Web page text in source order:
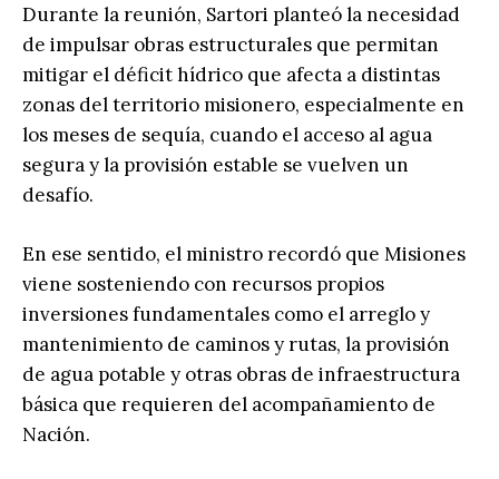
Durante la reunión, Sartori planteó la necesidad
de impulsar obras estructurales que permitan
mitigar el déficit hídrico que afecta a distintas
zonas del territorio misionero, especialmente en
los meses de sequía, cuando el acceso al agua
segura y la provisión estable se vuelven un
desafío.
En ese sentido, el ministro recordó que Misiones
viene sosteniendo con recursos propios
inversiones fundamentales como el arreglo y
mantenimiento de caminos y rutas, la provisión
de agua potable y otras obras de infraestructura
básica que requieren del acompañamiento de
Nación.